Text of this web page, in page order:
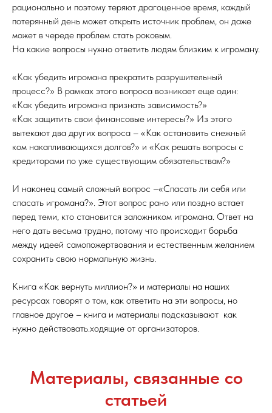
рационально и поэтому теряют драгоценное время, каждый
потерянный день может открыть источник проблем, он даже
может в череде проблем стать роковым.
На какие вопросы нужно ответить людям близким к игроману.
«Как убедить игромана прекратить разрушительный
процесс?» В рамках этого вопроса возникает еще один:
«Как убедить игромана признать зависимость?»
«Как защитить свои финансовые интересы?» Из этого
вытекают два других вопроса – «Как остановить снежный
ком накапливающихся долгов?» и «Как решать вопросы с
кредиторами по уже существующим обязательствам?»
И наконец самый сложный вопрос –«Спасать ли себя или
спасать игромана?». Этот вопрос рано или поздно встает
перед теми, кто становится заложником игромана. Ответ на
него дать весьма трудно, потому что происходит борьба
между идеей самопожертвования и естественным желанием
сохранить свою нормальную жизнь.
Книга «Как вернуть миллион?» и материалы на наших
ресурсах говорят о том, как ответить на эти вопросы, но
главное другое – книга и материалы подсказывают как
нужно действовать.ходящие от организаторов.
Материалы, связанные со
статьей